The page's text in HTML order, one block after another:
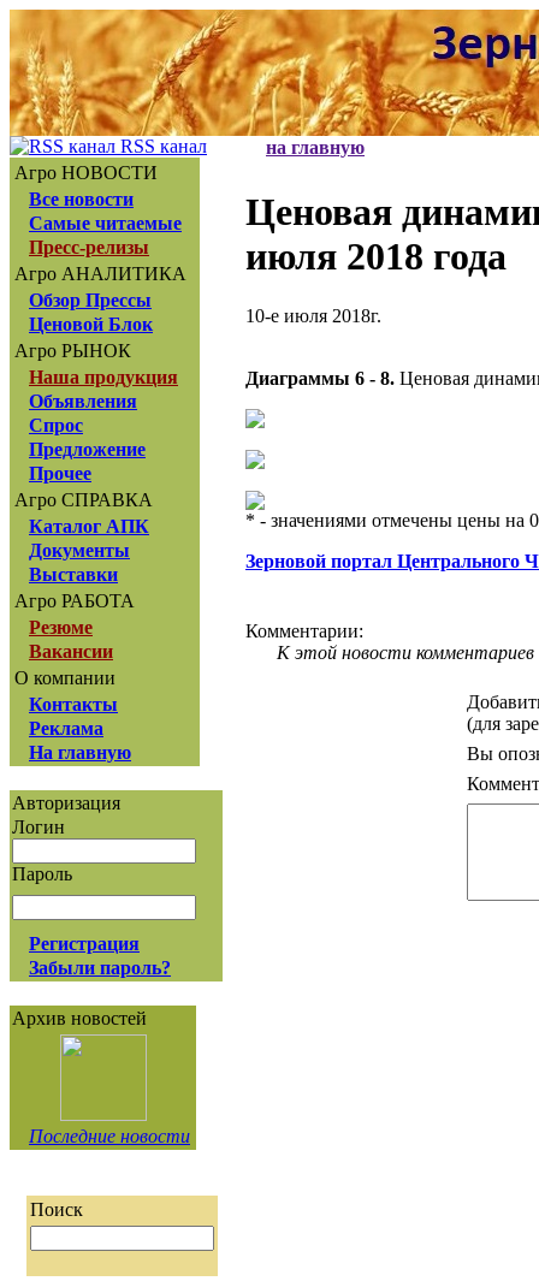
RSS канал
Агро НОВОСТИ
Все новости
Самые читаемые
Пресс-релизы
Агро АНАЛИТИКА
Обзор Прессы
Ценовой Блок
Агро РЫНОК
Наша продукция
Объявления
Спрос
Предложение
Прочее
Агро СПРАВКА
Каталог АПК
Документы
Выставки
Агро РАБОТА
Резюме
Вакансии
О компании
Контакты
Реклама
На главную
Авторизация
Логин
Пароль
Регистрация
Забыли пароль?
Архив новостей
Последние новости
Поиск
на главную
Ценовая
июля 2018 года
10-е июля 2018г.
Диаграммы 6 - 8. Ценовая
* - значениями отмечены цены на
Зерновой портал Центрального
Комментарии:
К этой новости комментариев
(для
Вы